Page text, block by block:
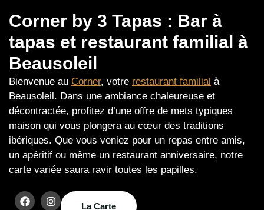
Corner by 3 Tapas : Bar à
tapas et restaurant familial à
Beausoleil
Bienvenue au Corner, votre restaurant familial à
Beausoleil. Dans une ambiance chaleureuse et
décontractée, profitez d’une offre de mets typiques
maison qui vous plongera au cœur des traditions
ibériques. Que vous veniez pour un repas entre amis,
un apéritif ou même un restaurant anniversaire, notre
carte variée saura ravir toutes les papilles.
La Carte